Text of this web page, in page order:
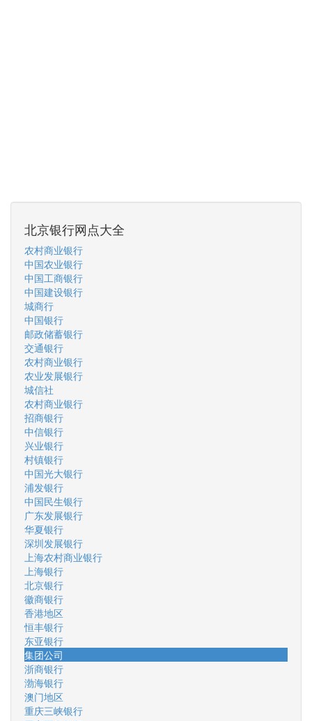
北京银行网点大全
农村商业银行
中国农业银行
中国工商银行
中国建设银行
城商行
中国银行
邮政储蓄银行
交通银行
农村商业银行
农业发展银行
城信社
农村商业银行
招商银行
中信银行
兴业银行
村镇银行
中国光大银行
浦发银行
中国民生银行
广东发展银行
华夏银行
深圳发展银行
上海农村商业银行
上海银行
北京银行
徽商银行
香港地区
恒丰银行
东亚银行
集团公司
浙商银行
渤海银行
澳门地区
重庆三峡银行